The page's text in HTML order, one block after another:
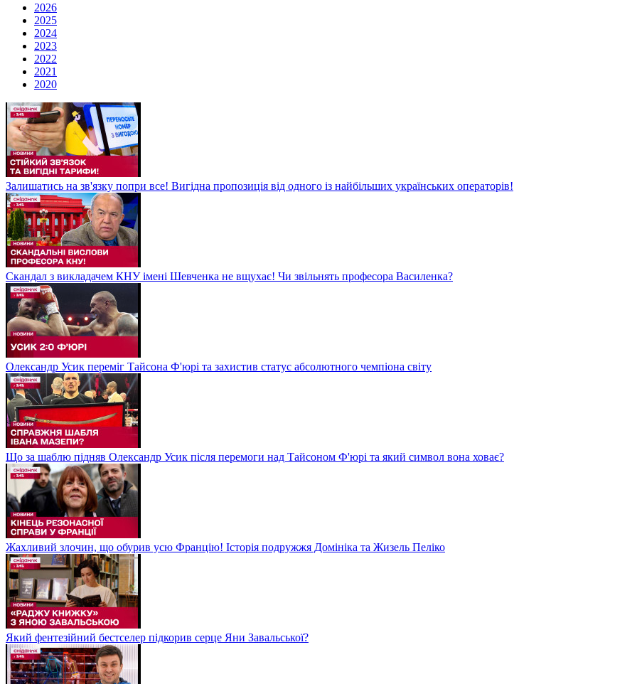
2026
2025
2024
2023
2022
2021
2020
Залишатись на зв'язку попри все! Вигідна пропозиція від одного із найбільших українських операторів!
Скандал з викладачем КНУ імені Шевченка не вщухає! Чи звільнять професора Василенка?
Олександр Усик переміг Тайсона Ф'юрі та захистив статус абсолютного чемпіона світу
Що за шаблю підняв Олександр Усик після перемоги над Тайсоном Ф'юрі та який символ вона ховає?
Жахливий злочин, що обурив усю Францію! Історія подружжя Домініка та Жизель Пеліко
Який фентезійний бестселер підкорив серце Яни Завальської?